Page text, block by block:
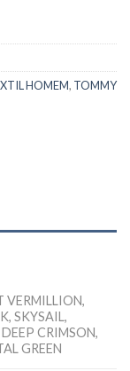
HOMEM, TOMMY
VERMILLION,
SKYSAIL,
CRIMSON,
GREEN